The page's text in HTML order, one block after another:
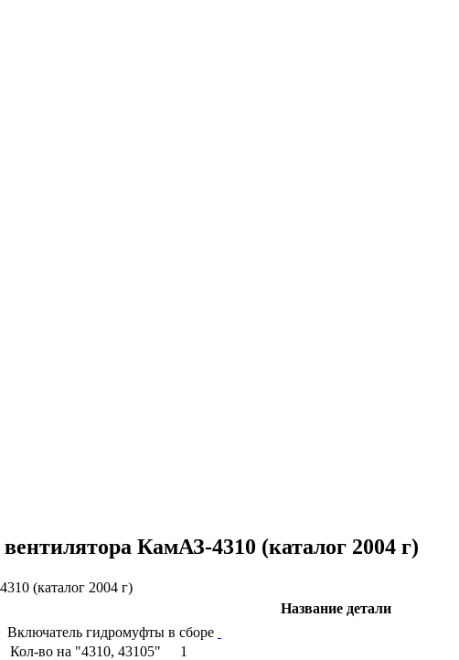
КамАЗ-4310 (каталог 2004 г)
Название детали
Включатель гидромуфты в сборе
Кол-во на "4310, 43105"
1